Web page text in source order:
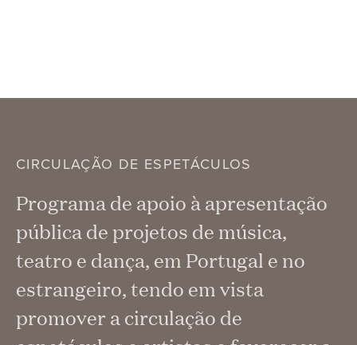
CIRCULAÇÃO DE ESPETÁCULOS
Programa de apoio à apresentação
pública de projetos de música,
teatro e dança, em Portugal e no
estrangeiro, tendo em vista
promover a circulação de